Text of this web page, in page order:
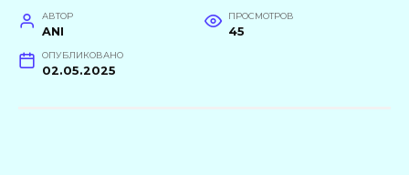
АВТОР
ANI
ПРОСМОТРОВ
45
ОПУБЛИКОВАНО
02.05.2025